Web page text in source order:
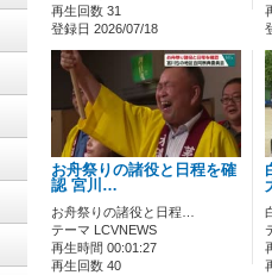
再生回数 31
登録日 2026/07/18
お舟祭りの諸役と日程を確
認 宮川…
お舟祭りの諸役と日程…
テーマ LCVNEWS
再生時間 00:01:27
再生回数 40